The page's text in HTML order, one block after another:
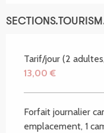
Tarif/jour (2
13,00 €
Forfait journalier
emplacement, 1